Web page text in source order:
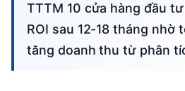
TTTM 10 cửa hàng đầu
ROI sau 12-18 tháng nhờ
tăng doanh thu từ phân